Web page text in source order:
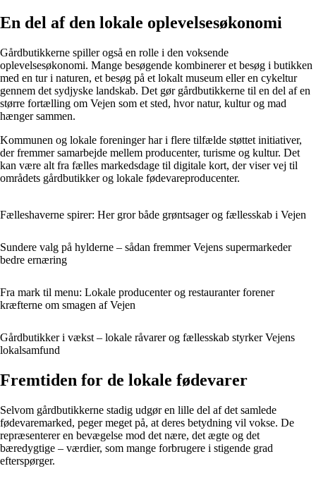
En del af den lokale oplevelsesøkonomi
Gårdbutikkerne spiller også en rolle i den voksende
oplevelsesøkonomi. Mange besøgende kombinerer et besøg i butikken
med en tur i naturen, et besøg på et lokalt museum eller en cykeltur
gennem det sydjyske landskab. Det gør gårdbutikkerne til en del af en
større fortælling om Vejen som et sted, hvor natur, kultur og mad
hænger sammen.
Kommunen og lokale foreninger har i flere tilfælde støttet initiativer,
der fremmer samarbejde mellem producenter, turisme og kultur. Det
kan være alt fra fælles markedsdage til digitale kort, der viser vej til
områdets gårdbutikker og lokale fødevareproducenter.
Fælleshaverne spirer: Her gror både grøntsager og fællesskab i Vejen
Sundere valg på hylderne – sådan fremmer Vejens supermarkeder
bedre ernæring
Fra mark til menu: Lokale producenter og restauranter forener
kræfterne om smagen af Vejen
Gårdbutikker i vækst – lokale råvarer og fællesskab styrker Vejens
lokalsamfund
Fremtiden for de lokale fødevarer
Selvom gårdbutikkerne stadig udgør en lille del af det samlede
fødevaremarked, peger meget på, at deres betydning vil vokse. De
repræsenterer en bevægelse mod det nære, det ægte og det
bæredygtige – værdier, som mange forbrugere i stigende grad
efterspørger.